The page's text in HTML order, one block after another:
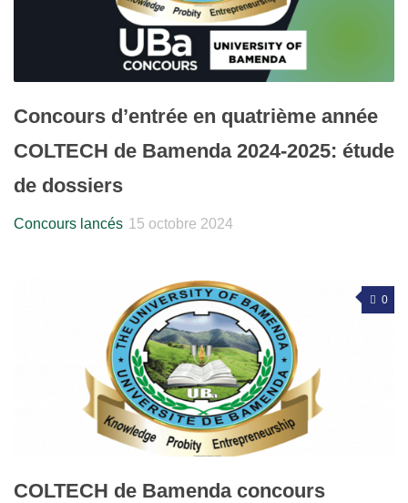
Concours d’entrée en quatrième année
COLTECH de Bamenda 2024-2025: étude
de dossiers
Concours lancés 15 octobre 2024
0
COLTECH de Bamenda concours